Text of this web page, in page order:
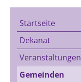
Startseite
Dekanat
Veranstaltungen
Gemeinden